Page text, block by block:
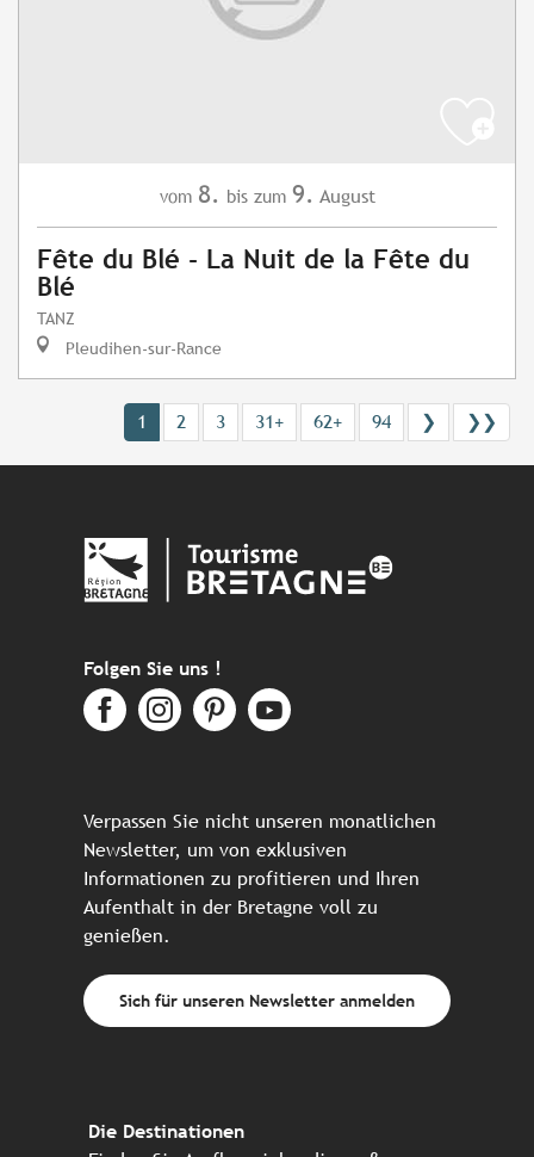
vom 8. bis zum 9. August
Fête du Blé - La Nuit de la Fête du
Blé
TANZ
Pleudihen-sur-Rance
1 2 3 31+ 62+ 94 ❯ ❯❯
Folgen Sie uns !
Verpassen Sie nicht unseren monatlichen
Newsletter, um von exklusiven
Informationen zu profitieren und Ihren
Aufenthalt in der Bretagne voll zu
genießen.
Sich für unseren Newsletter anmelden
Die Destinationen